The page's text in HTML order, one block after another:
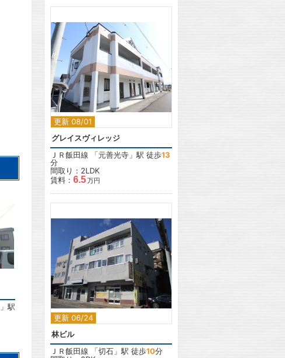
」駅
更新 08/01
2
グレイスヴィレッジ
ＪＲ飯田線 「元善光寺 」駅 徒歩13
分
間取り：2LDK
賃料： 6.5万円
更新 06/24
林ビル
ＪＲ飯田線 「切石 」駅 徒歩10分